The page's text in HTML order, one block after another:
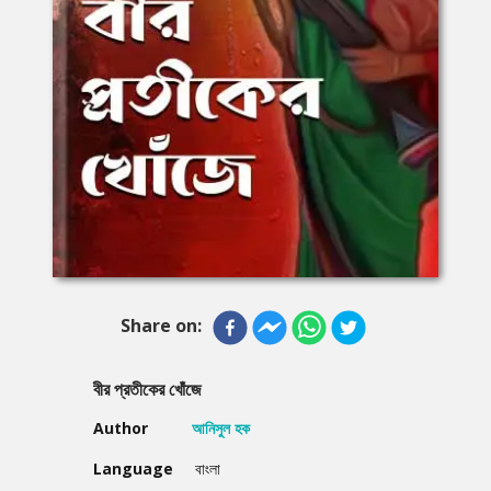
Share on:
বীর প্রতীকের খোঁজে
Author
আনিসুল হক
Language
বাংলা